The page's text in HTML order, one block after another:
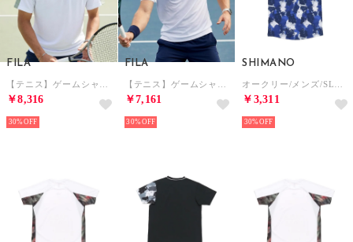
FILA
￥8,316
30%
FILA
￥7,161
30%
SHIMANO
￥3,311
30%